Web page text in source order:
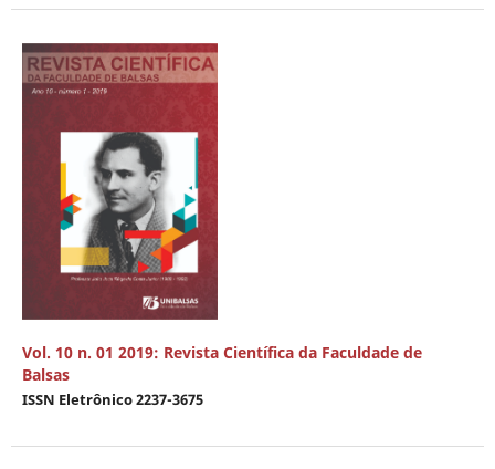
Vol. 10 n. 01 2019: Revista Científica da Faculdade de
Balsas
ISSN Eletrônico 2237-3675